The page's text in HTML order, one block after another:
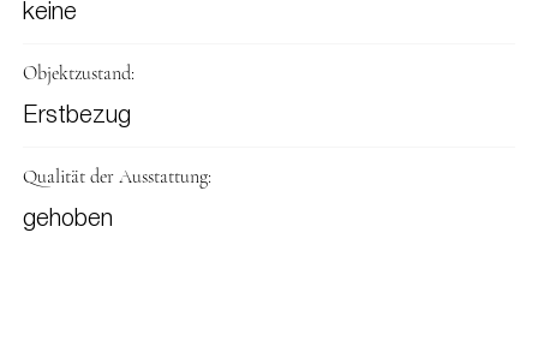
keine
Objektzustand:
Erstbezug
Qualität der Ausstattung:
gehoben